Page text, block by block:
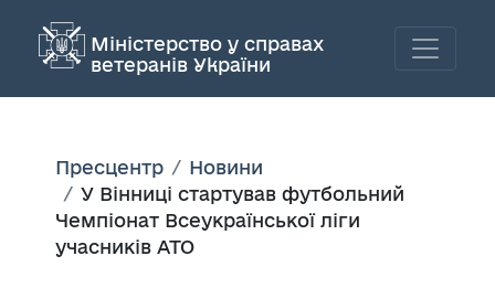
Міністерство у справах
ветеранів України
Пресцентр
Новини
У Вінниці стартував футбольний
Чемпіонат Всеукраїнської ліги
учасників АТО